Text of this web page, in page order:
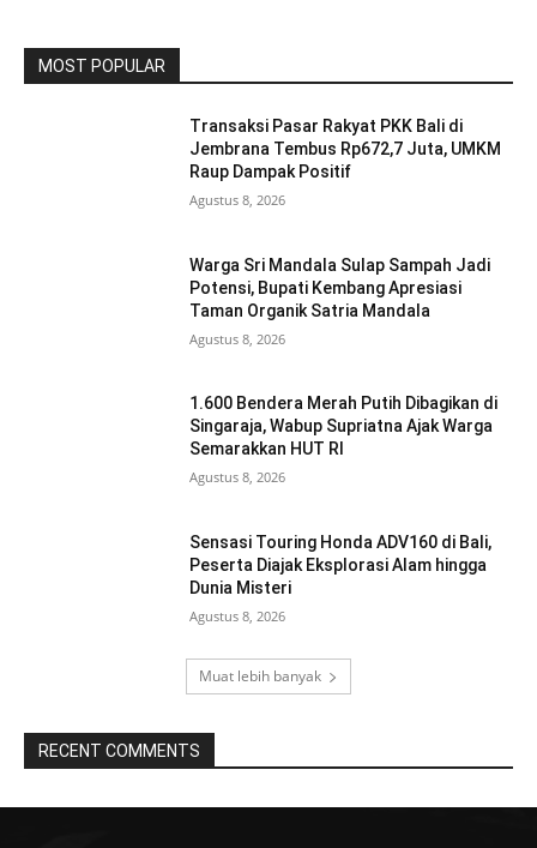
MOST POPULAR
Transaksi Pasar Rakyat PKK Bali di
Jembrana Tembus Rp672,7 Juta, UMKM
Raup Dampak Positif
Agustus 8, 2026
Warga Sri Mandala Sulap Sampah Jadi
Potensi, Bupati Kembang Apresiasi
Taman Organik Satria Mandala
Agustus 8, 2026
1.600 Bendera Merah Putih Dibagikan di
Singaraja, Wabup Supriatna Ajak Warga
Semarakkan HUT RI
Agustus 8, 2026
Sensasi Touring Honda ADV160 di Bali,
Peserta Diajak Eksplorasi Alam hingga
Dunia Misteri
Agustus 8, 2026
Muat lebih banyak
RECENT COMMENTS